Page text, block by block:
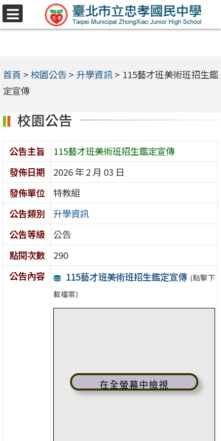
跳
至
內
容
選
首頁 > 校園公告> 升學資訊> 115藝才班美術班招生鑑
定宣傳
校園公告
公告主旨
115藝才班美術班招生鑑定宣傳
發佈日期
2026 年 2 月 03 日
發佈單位
特教組
公告類別
升學資訊
公告等級
公告
點閱次數
290
公告內容
115藝才班美術班招生鑑定宣傳 (點擊下
載檔案)
在全螢幕中檢視